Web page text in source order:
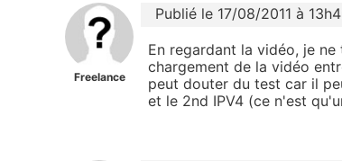
Freelance
Publié le 17/08/2011 à
En regardant la vidéo, je
chargement de la vidéo
peut douter du test car il
et le 2nd IPV4 (ce n'est